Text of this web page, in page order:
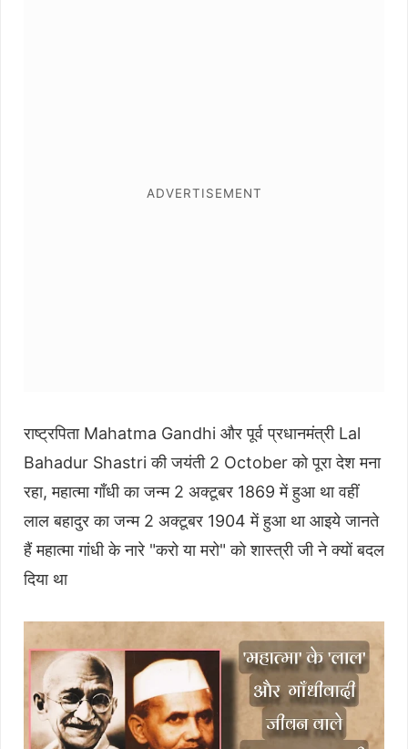
राष्ट्रपिता Mahatma Gandhi और पूर्व प्रधानमंत्री Lal
Bahadur Shastri की जयंती 2 October को पूरा देश मना
रहा, महात्मा गाँधी का जन्म 2 अक्टूबर 1869 में हुआ था वहीं
लाल बहादुर का जन्म 2 अक्टूबर 1904 में हुआ था आइये जानते
हैं महात्मा गांधी के नारे "करो या मरो" को शास्त्री जी ने क्यों बदल
दिया था